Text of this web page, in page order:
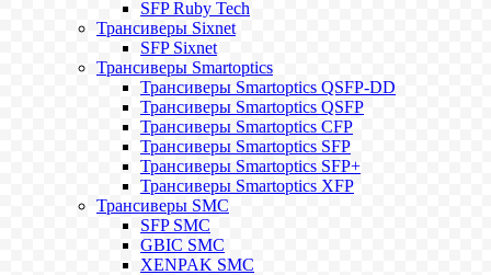
SFP Ruby Tech
Трансиверы Sixnet
SFP Sixnet
Трансиверы Smartoptics
Трансиверы Smartoptics QSFP-DD
Трансиверы Smartoptics QSFP
Трансиверы Smartoptics CFP
Трансиверы Smartoptics SFP
Трансиверы Smartoptics SFP+
Трансиверы Smartoptics XFP
Трансиверы SMC
SFP SMC
GBIC SMC
XENPAK SMC